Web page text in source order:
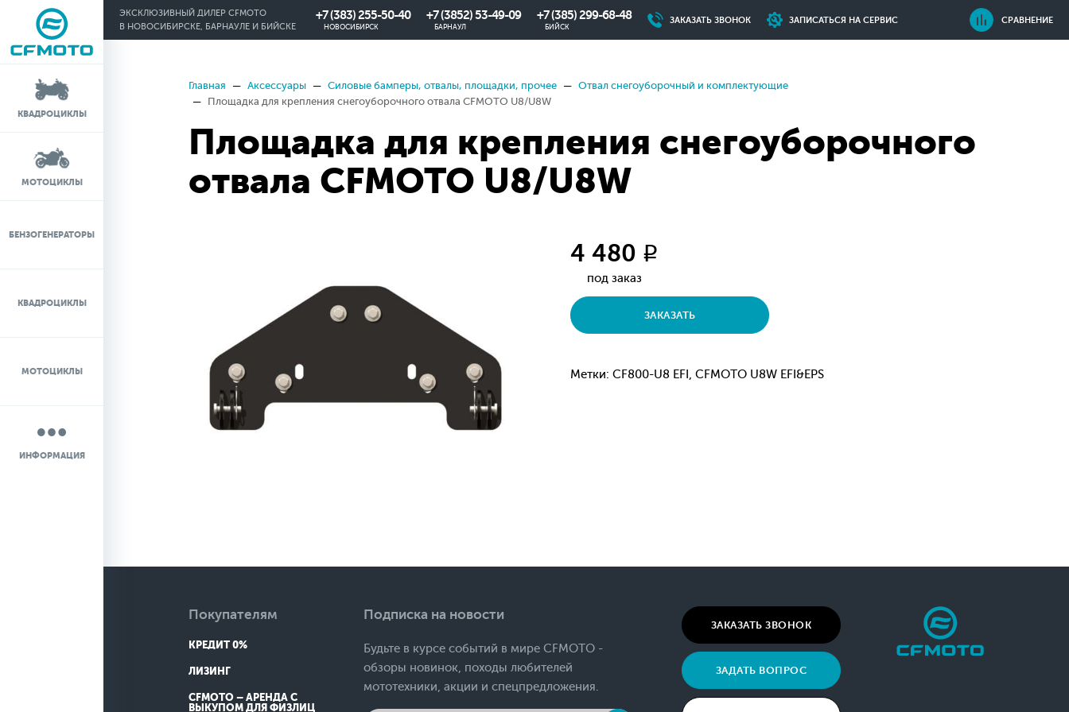
ЭКСКЛЮЗИВНЫЙ ДИЛЕР CFMOTO
В НОВОСИБИРСКЕ, БАРНАУЛЕ И БИЙСКЕ
+7 (383) 255-50-40
НОВОСИБИРСК
+7 (3852) 53-49-09
БАРНАУЛ
+7 (385) 299-68-48
БИЙСК
ЗАКАЗАТЬ ЗВОНОК ЗАПИСАТЬСЯ НА СЕРВИС СРАВНЕНИЕ
КВАДРОЦИКЛЫ
МОТОЦИКЛЫ
БЕНЗОГЕНЕРАТОРЫ
КВАДРОЦИКЛЫ
МОТОЦИКЛЫ
ИНФОРМАЦИЯ
0%
IN
Главная Аксессуары Силовые бамперы, отвалы, площадки, прочее
Отвал снегоуборочный и комплектующие
Площадка для крепления снегоуборочного отвала CFMOTO U8/U8W
Площадка для крепления снегоуборочного
отвала CFMOTO U8/U8W
4 480 q
под заказ
ЗАКАЗАТЬ
Метки: CF800-U8 EFI, CFMOTO U8W EFI&EPS
Покупателям
КРЕДИТ 0%
ЛИЗИНГ
CFMOTO – АРЕНДА С
ВЫКУПОМ ДЛЯ ФИЗЛИЦ
Подписка на новости
Будьте в курсе событий в мире CFMOTO -
обзоры новинок, походы любителей
мототехники, акции и спецпредложения.
ЗАКАЗАТЬ ЗВОНОК
ЗАДАТЬ ВОПРОС